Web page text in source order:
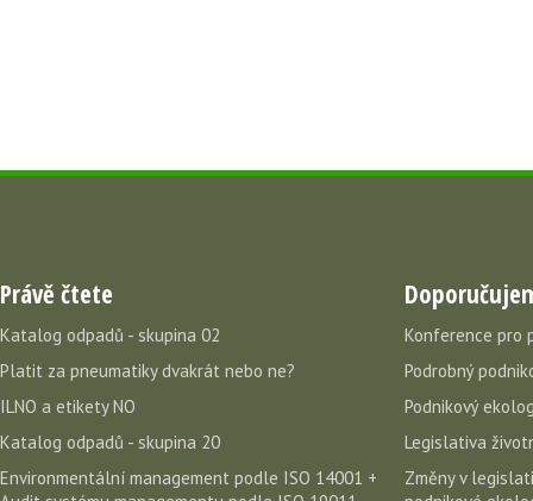
Právě čtete
Katalog odpadů - skupina 02
Platit za pneumatiky dvakrát nebo ne?
ILNO a etikety NO
Katalog odpadů - skupina 20
Environmentální management podle ISO 14001 +
Konference pro
Podrobný
Podnikový
Legislativa
Změny v